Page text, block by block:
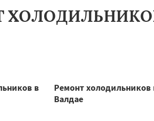
в
Ремонт холодильников
Валдае